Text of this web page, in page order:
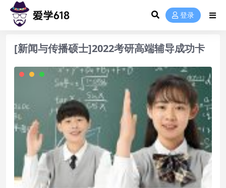
登录
[新闻与传播硕士]2022考研高端辅导成功卡